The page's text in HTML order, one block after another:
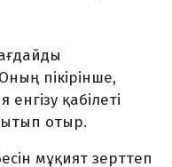
пікірінше,
қабілеті
отыр.
мұқият зерттеп